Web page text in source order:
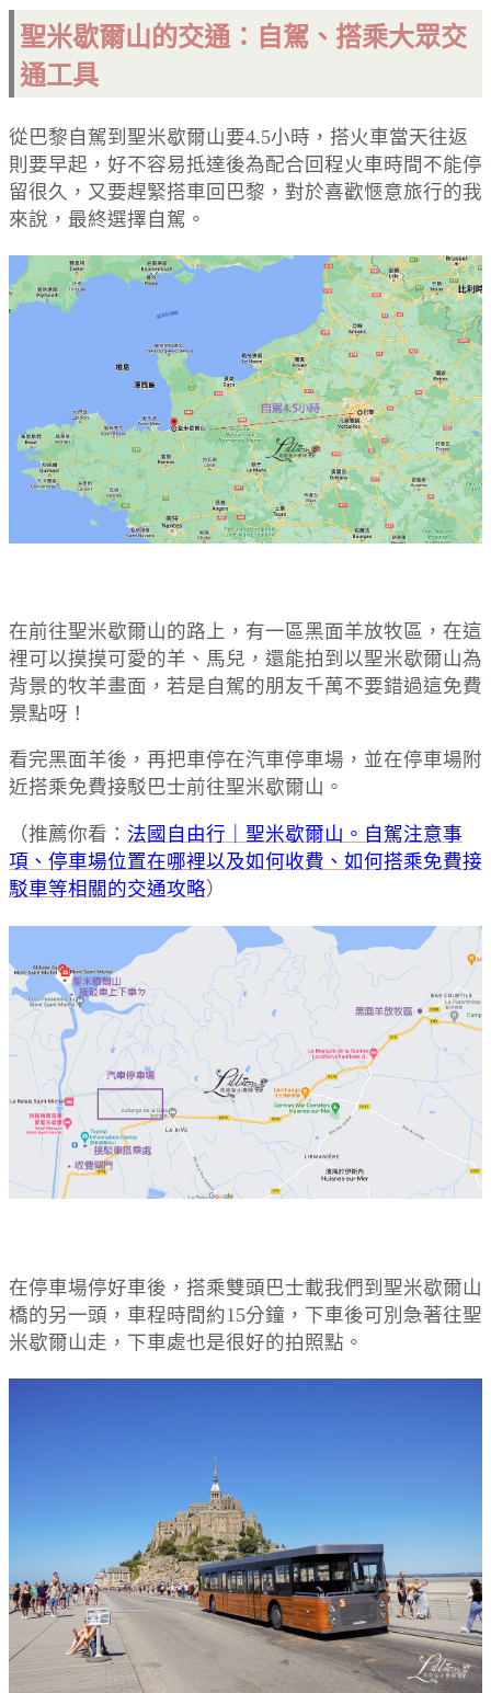
聖米歇爾山的交通：自駕、搭乘大眾交
通工具
從巴黎自駕到聖米歇爾山要4.5小時，搭火車當天往返
則要早起，好不容易抵達後為配合回程火車時間不能停
留很久，又要趕緊搭車回巴黎，對於喜歡愜意旅行的我
來說，最終選擇自駕。
在前往聖米歇爾山的路上，有一區黑面羊放牧區，在這
裡可以摸摸可愛的羊、馬兒，還能拍到以聖米歇爾山為
背景的牧羊畫面，若是自駕的朋友千萬不要錯過這免費
景點呀！
看完黑面羊後，再把車停在汽車停車場，並在停車場附
近搭乘免費接駁巴士前往聖米歇爾山。
（推薦你看： 法國自由行｜聖米歇爾山。自駕注意事
項、停車場位置在哪裡以及如何收費、如何搭乘免費接
駁車等相關的交通攻略）
在停車場停好車後，搭乘雙頭巴士載我們到聖米歇爾山
橋的另一頭，車程時間約15分鐘，下車後可別急著往聖
米歇爾山走，下車處也是很好的拍照點。